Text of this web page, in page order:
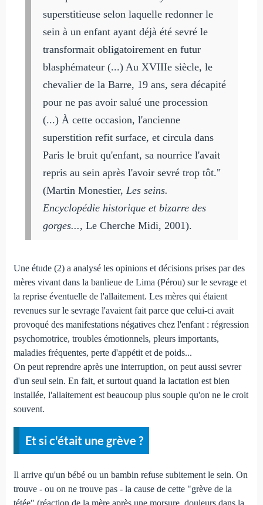
superstitieuse selon laquelle redonner le
sein à un enfant ayant déjà été sevré le
transformait obligatoirement en futur
blasphémateur (...) Au XVIIIe siècle, le
chevalier de la Barre, 19 ans, sera décapité
pour ne pas avoir salué une procession
(...) À cette occasion, l'ancienne
superstition refit surface, et circula dans
Paris le bruit qu'enfant, sa nourrice l'avait
repris au sein après l'avoir sevré trop tôt."
(Martin Monestier, Les seins.
Encyclopédie historique et bizarre des
gorges..., Le Cherche Midi, 2001).
Une étude (2) a analysé les opinions et décisions prises par des
mères vivant dans la banlieue de Lima (Pérou) sur le sevrage et
la reprise éventuelle de l'allaitement. Les mères qui étaient
revenues sur le sevrage l'avaient fait parce que celui-ci avait
provoqué des manifestations négatives chez l'enfant : régression
psychomotrice, troubles émotionnels, pleurs importants,
maladies fréquentes, perte d'appétit et de poids...
On peut reprendre après une interruption, on peut aussi sevrer
d'un seul sein. En fait, et surtout quand la lactation est bien
installée, l'allaitement est beaucoup plus souple qu'on ne le croit
souvent.
Et si c'était une grève ?
Il arrive qu'un bébé ou un bambin refuse subitement le sein. On
trouve - ou on ne trouve pas - la cause de cette "grève de la
tétée" (réaction de la mère après une morsure, douleurs dans la